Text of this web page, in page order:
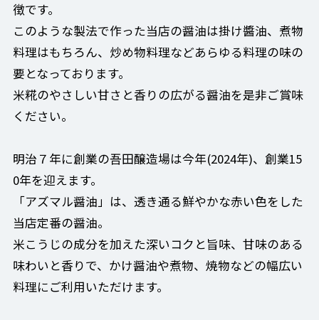
徴です。
このような製法で作った当店の醤油は掛け醬油、煮物
料理はもちろん、炒め物料理などあらゆる料理の味の
要となっております。
米糀のやさしい甘さと香りの広がる醤油を是非ご賞味
ください。
明治７年に創業の吾田醸造場は今年(2024年)、創業15
0年を迎えます。
「アズマル醤油」は、透き通る鮮やかな赤い色をした
当店定番の醤油。
米こうじの成分を加えた深いコクと旨味、甘味のある
味わいと香りで、かけ醤油や煮物、焼物などの幅広い
料理にご利用いただけます。